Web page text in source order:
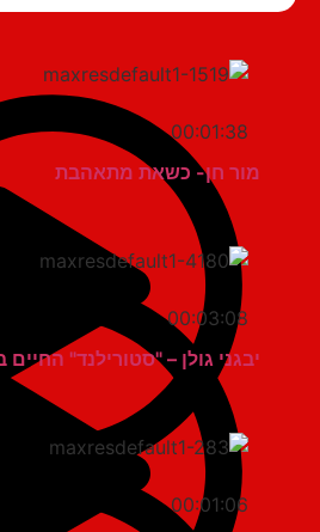
00:01:38
מור חן- כשאת מתאהבת
00:03:08
יבגני גולן – "סטורילנד" החיים בבריכה
00:01:06